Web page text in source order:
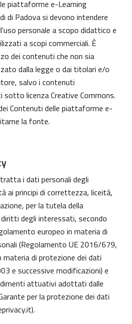
piattaforme e-Learning
di Padova si devono intendere
personale a scopo didattico e
a scopi commerciali. È
dei contenuti che non sia
dalla legge o dai titolari e/o
salvo i contenuti
licenza Creative Commons.
Contenuti delle piattaforme e-
la fonte.
i dati personali degli
ai principi di correttezza, liceità,
per la tutela della
degli interessati, secondo
europeo in materia di
(Regolamento UE 2016/679,
materia di protezione dei dati
e successive modificazioni) e
attuativi adottati dalle
per la protezione dei dati
).